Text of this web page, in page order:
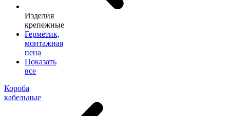
Изделия
крепежные
Герметик,
монтажная
пена
Показать
все
Короба
кабельные